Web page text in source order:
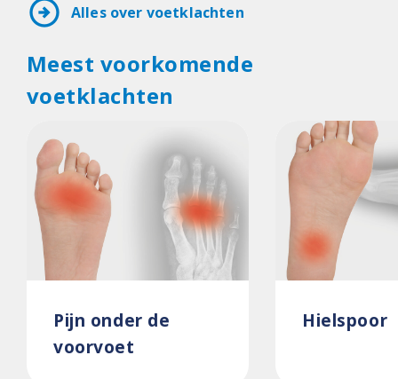
arrow_circle_right Alles over voetklachten
Meest voorkomende
voetklachten
Pijn onder de
voorvoet
Hielspoor